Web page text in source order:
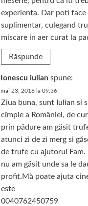
experienta. Dar poti face
suplimentar, culegand
miscare in aer curat la
Răspunde
Ionescu iulian spune:
mai 23, 2016 la 09:36
Ziua buna, sunt Iulian si
cîmpie a României, de
prin pădure am găsit
atunci zi de zi merg si
de trufe cu ajutorul Fam.
nu am găsit unde sa le
profit.Mă poate ajuta
este
0040762450759